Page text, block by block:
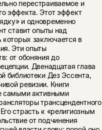
перестраиваемое и
эффекта. Этот эффект
и одновременно
ставит опыты над
заключается в
Эти опыты
от обоняния до
Двенадцатая глава
библиотеки Дез Эссента,
ревизии. Книги
самыми активными
трансцендентного
страсть к «религиозным
от подчинения